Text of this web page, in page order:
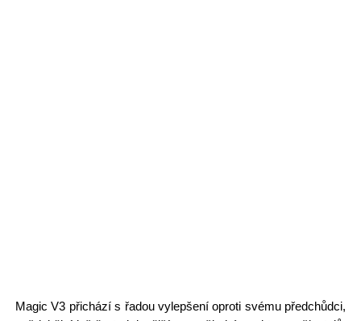
Magic V3 přichází s řadou vylepšení oproti svému předchůdci,